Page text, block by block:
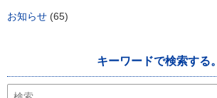
お知らせ (65)
キーワードで検索する。
検